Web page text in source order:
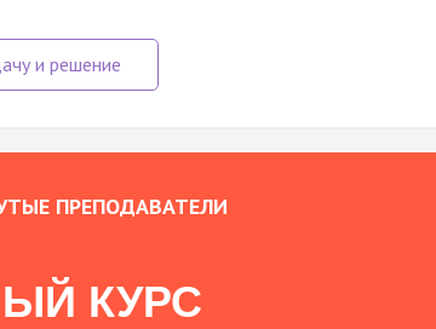
ПРЕПОДАВАТЕЛИ
КУРС